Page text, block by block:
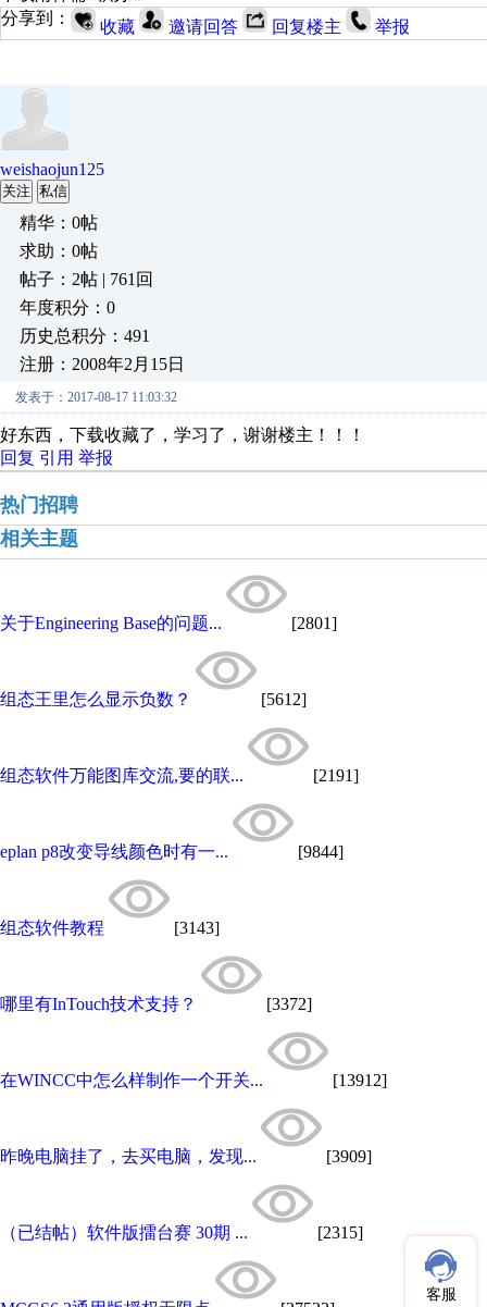
分享到：
收藏 邀请回答 回复楼主 举报
weishaojun125
关注 私信
精华：0帖
求助：0帖
帖子：2帖 | 761回
年度积分：0
历史总积分：491
注册：2008年2月15日
发表于：2017-08-17 11:03:32
好东西，下载收藏了，学习了，谢谢楼主！！！
回复 引用 举报
热门招聘
相关主题
关于Engineering Base的问题... [2801]
组态王里怎么显示负数？ [5612]
组态软件万能图库交流,要的联... [2191]
eplan p8改变导线颜色时有一... [9844]
组态软件教程 [3143]
哪里有InTouch技术支持？ [3372]
在WINCC中怎么样制作一个开关... [13912]
昨晚电脑挂了，去买电脑，发现... [3909]
（已结帖）软件版擂台赛 30期 ... [2315]
客服